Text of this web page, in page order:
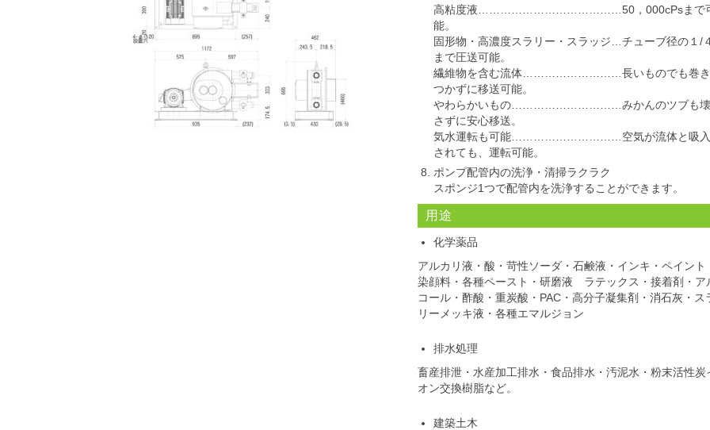
高粘度液…………………………………50，000cPsまで
能。
固形物・高濃度スラリー・スラッジ…チューブ径の１/
まで圧送可能。
繊維物を含む流体………………………長いものでも巻き
つかずに移送可能。
やわらかいもの…………………………みかんのツブも壊
さずに安心移送。
気水運転も可能…………………………空気が流体と吸入
されても、運転可能。
ポンプ配管内の洗浄・清掃ラクラク
スポンジ1つで配管内を洗浄することができます。
用途
化学薬品
アルカリ液・酸・苛性ソーダ・石鹸液・インキ・ペイント
染顔料・各種ペースト・研磨液 ラテックス・接着剤・ア
コール・酢酸・重炭酸・PAC・高分子凝集剤・消石灰・ス
リーメッキ液・各種エマルジョン
排水処理
畜産排泄・水産加工排水・食品排水・汚泥水・粉末活性炭
オン交換樹脂など。
建築土木